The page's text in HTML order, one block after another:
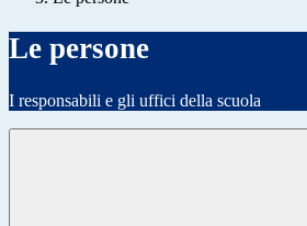
Le persone
I responsabili e gli uffici della scuola